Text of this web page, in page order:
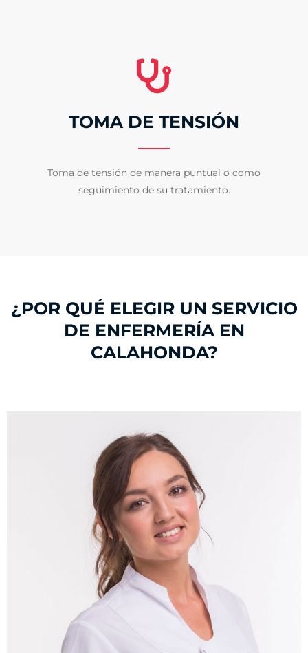
TOMA DE TENSIÓN
Toma de tensión de manera puntual o como
seguimiento de su tratamiento.
¿POR QUÉ ELEGIR UN SERVICIO
DE ENFERMERÍA EN
CALAHONDA?